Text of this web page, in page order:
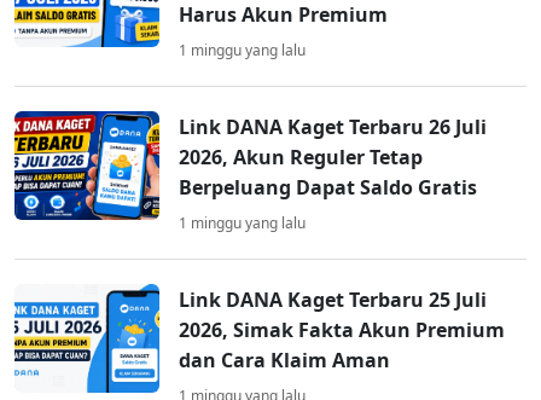
Harus Akun Premium
1 minggu yang lalu
Link DANA Kaget Terbaru 26 Juli
2026, Akun Reguler Tetap
Berpeluang Dapat Saldo Gratis
1 minggu yang lalu
Link DANA Kaget Terbaru 25 Juli
2026, Simak Fakta Akun Premium
dan Cara Klaim Aman